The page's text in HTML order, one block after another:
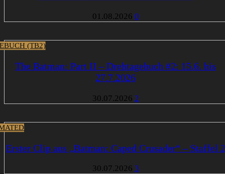
01.08.2026 0
(TB2)
The Batman: Part II – Drehtagebuch #2: 15.6. bis
27.7.2026
30.07.2026 2
Erster Clip aus „Batman: Caped Crusader“ – Staffel 2
30.07.2026 3